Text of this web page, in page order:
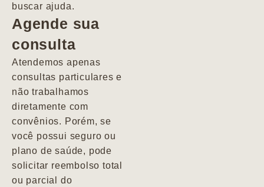
buscar ajuda.
Agende sua
consulta
Atendemos apenas
consultas particulares e
não trabalhamos
diretamente com
convênios. Porém, se
você possui seguro ou
plano de saúde, pode
solicitar reembolso total
ou parcial do